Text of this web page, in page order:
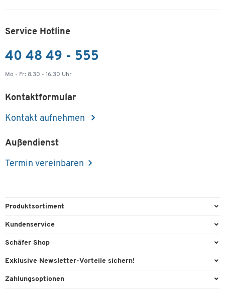
Service Hotline
40 48 49 - 555
Mo - Fr: 8.30 - 16.30 Uhr
Kontaktformular
Kontakt aufnehmen
Außendienst
Termin vereinbaren
Produktsortiment
Büroausstattung
Reinigung & Hygiene
Kundenservice
Direktbestellung
Lieferinformationen
Schäfer Shop
AGB
Exklusive Newsletter-Vorteile sichern!
Willkommensgeschenk
Zahlungsoptionen